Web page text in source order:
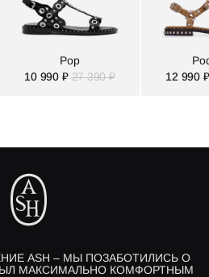
Pop
10 990 ₽ 27 390 ₽
12 990 ₽
ASH – МЫ ПОЗАБОТИЛИСЬ О
МАКСИМАЛЬНО КОМФОРТНЫМ